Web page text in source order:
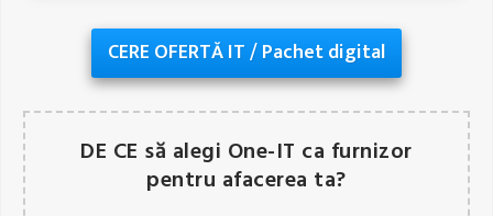
CERE OFERTĂ IT / Pachet digital
DE CE să alegi One-IT ca furnizor
pentru afacerea ta?